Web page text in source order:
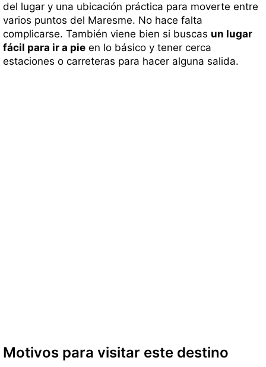
del lugar y una ubicación práctica para moverte entre
varios puntos del Maresme. No hace falta
complicarse. También viene bien si buscas un lugar
fácil para ir a pie en lo básico y tener cerca
estaciones o carreteras para hacer alguna salida.
Motivos para visitar este destino